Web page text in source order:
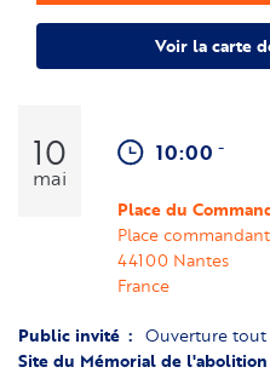
Voir la carte
10
mai
10:00 -
Place du
Place
44100 Nantes
France
Public invité Ouverture
Site du Mémorial de l'abolition